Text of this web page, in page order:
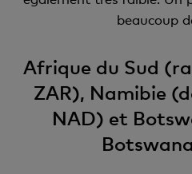
beaucoup
Afrique du Sud
ZAR), Namibie
NAD) et